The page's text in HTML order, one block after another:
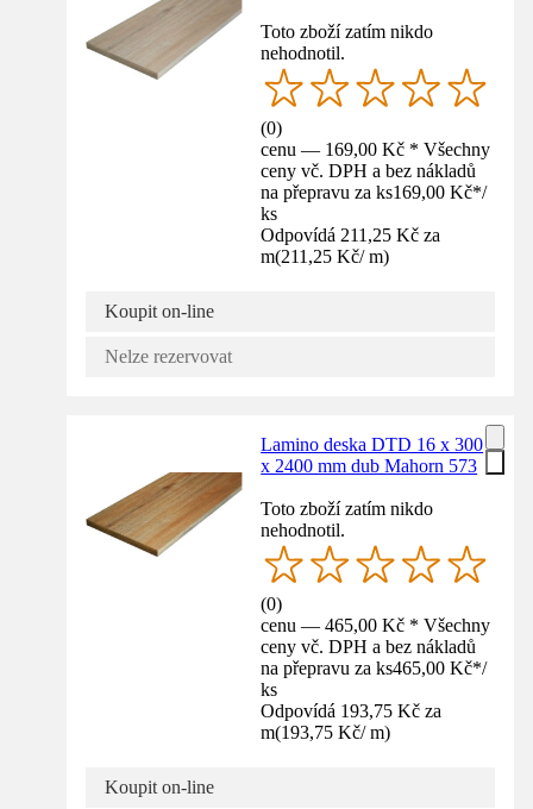
Toto zboží zatím nikdo
nehodnotil.
(0)
cenu — 169,00 Kč * Všechny
ceny vč. DPH a bez nákladů
na přepravu za ks169,00 Kč*/
ks
Odpovídá 211,25 Kč za
m(211,25 Kč/ m)
Koupit on-line
Nelze rezervovat
Lamino deska DTD 16 x 300
x 2400 mm dub Mahorn 573
Toto zboží zatím nikdo
nehodnotil.
(0)
cenu — 465,00 Kč * Všechny
ceny vč. DPH a bez nákladů
na přepravu za ks465,00 Kč*/
ks
Odpovídá 193,75 Kč za
m(193,75 Kč/ m)
Koupit on-line